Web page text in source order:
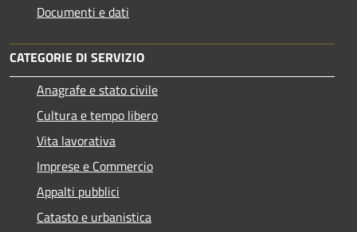
Documenti e dati
CATEGORIE DI SERVIZIO
Anagrafe e stato civile
Cultura e tempo libero
Vita lavorativa
Imprese e Commercio
Appalti pubblici
Catasto e urbanistica